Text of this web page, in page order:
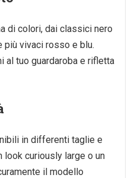
di colori, dai classici nero
più vivaci rosso e blu.
al tuo guardaroba e rifletta
in differenti taglie e
look curiously large o un
il modello